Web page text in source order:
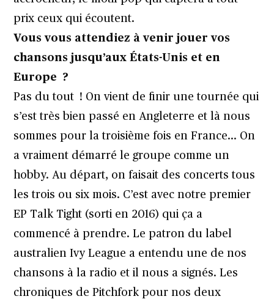
prix ceux qui écoutent.
Vous vous attendiez à venir jouer vos
chansons jusqu’aux États-Unis et en
Europe ?
Pas du tout ! On vient de finir une tournée qui
s’est très bien passé en Angleterre et là nous
sommes pour la troisième fois en France… On
a vraiment démarré le groupe comme un
hobby. Au départ, on faisait des concerts tous
les trois ou six mois. C’est avec notre premier
EP Talk Tight (sorti en 2016) qui ça a
commencé à prendre. Le patron du label
australien Ivy League a entendu une de nos
chansons à la radio et il nous a signés. Les
chroniques de Pitchfork pour nos deux